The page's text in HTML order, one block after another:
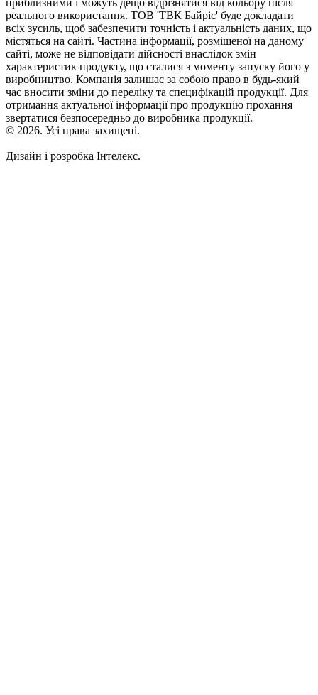
реального використання. ТОВ 'ТВК Байріс' буде докладати
всіх зусиль, щоб забезпечити точність і актуальність даних, що
містяться на сайті. Частина інформації, розміщеної на даному
сайті, може не відповідати дійсності внаслідок змін
характеристик продукту, що сталися з моменту запуску його у
виробництво. Компанія залишає за собою право в будь-який
час вносити зміни до переліку та специфікацій продукції. Для
отримання актуальної інформації про продукцію прохання
звертатися безпосередньо до виробника продукції.
© 2026. Усі права захищені.
Дизайн і розробка Інтелекс.